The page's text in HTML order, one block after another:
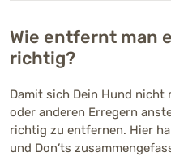
Wie entfernt man
richtig?
Damit sich Dein Hund nicht
oder anderen Erregern
richtig zu entfernen. Hier
und Don’ts